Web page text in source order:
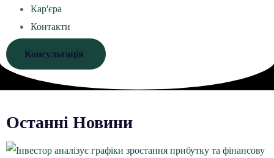
Кар’єра
Контакти
Консультація
Останні Новини